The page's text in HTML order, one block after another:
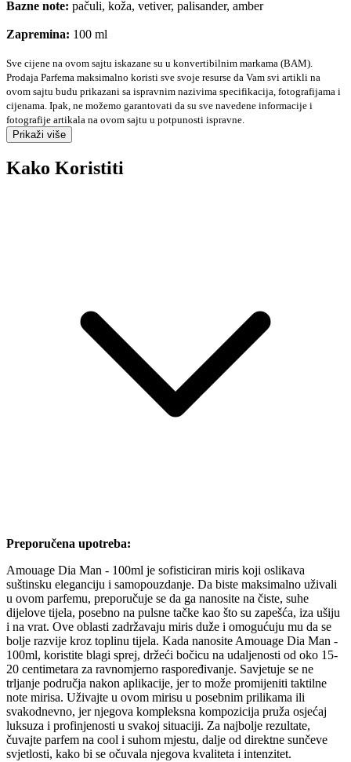
Bazne note: pačuli, koža, vetiver, palisander, amber
Zapremina: 100 ml
Sve cijene na ovom sajtu iskazane su u konvertibilnim markama (BAM).
Prodaja Parfema maksimalno koristi sve svoje resurse da Vam svi artikli na
ovom sajtu budu prikazani sa ispravnim nazivima specifikacija, fotografijama i
cijenama. Ipak, ne možemo garantovati da su sve navedene informacije i
fotografije artikala na ovom sajtu u potpunosti ispravne.
Prikaži više
Kako Koristiti
Preporučena upotreba:
Amouage Dia Man - 100ml je sofisticiran miris koji oslikava
suštinsku eleganciju i samopouzdanje. Da biste maksimalno uživali
u ovom parfemu, preporučuje se da ga nanosite na čiste, suhe
dijelove tijela, posebno na pulsne tačke kao što su zapešća, iza ušiju
i na vrat. Ove oblasti zadržavaju miris duže i omogućuju mu da se
bolje razvije kroz toplinu tijela. Kada nanosite Amouage Dia Man -
100ml, koristite blagi sprej, držeći bočicu na udaljenosti od oko 15-
20 centimetara za ravnomjerno raspoređivanje. Savjetuje se ne
trljanje područja nakon aplikacije, jer to može promijeniti taktilne
note mirisa. Uživajte u ovom mirisu u posebnim prilikama ili
svakodnevno, jer njegova kompleksna kompozicija pruža osjećaj
luksuza i profinjenosti u svakoj situaciji. Za najbolje rezultate,
čuvajte parfem na cool i suhom mjestu, dalje od direktne sunčeve
svjetlosti, kako bi se očuvala njegova kvaliteta i intenzitet.